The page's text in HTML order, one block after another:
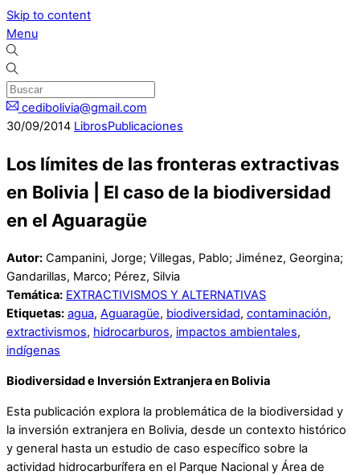
Skip to content
Menu
cedibolivia@gmail.com
30/09/2014 LibrosPublicaciones
Los límites de las fronteras extractivas
en Bolivia | El caso de la biodiversidad
en el Aguaragüe
Autor: Campanini, Jorge; Villegas, Pablo; Jiménez, Georgina;
Gandarillas, Marco; Pérez, Silvia
Temática: EXTRACTIVISMOS Y ALTERNATIVAS
Etiquetas: agua, Aguaragüe, biodiversidad, contaminación,
extractivismos, hidrocarburos, impactos ambientales,
indígenas
Biodiversidad e Inversión Extranjera en Bolivia
Esta publicación explora la problemática de la biodiversidad y
la inversión extranjera en Bolivia, desde un contexto histórico
y general hasta un estudio de caso específico sobre la
actividad hidrocarburífera en el Parque Nacional y Área de